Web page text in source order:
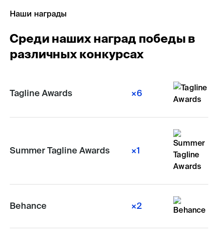
Наши награды
Среди наших наград победы в
различных конкурсах
Tagline Awards ×6
Summer Tagline Awards ×1
Behance ×2